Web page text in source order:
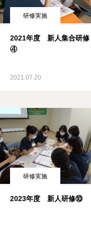
研修実施
2021年度 新人集合研修
④
2021.07.20
研修実施
2023年度 新人研修⑩